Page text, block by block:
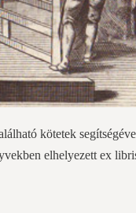
kötetek
elhelyezett ex